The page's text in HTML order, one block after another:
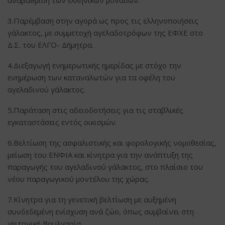
3.Παρέμβαση στην αγορά ως προς τις ελληνοποιήσεις
γάλακτος, με συμμετοχή αγελαδοτρόφων της ΕΦΧΕ στο
Δ.Σ. του ΕΛΓΟ- Δήμητρα.
4.Διεξαγωγή ενημερωτικής ημερίδας με στόχο την
ενημέρωση των καταναλωτών για τα οφέλη του
αγελαδινού γάλακτος.
5.Παράταση στις αδειοδοτήσεις για τις σταβλικές
εγκαταστάσεις εντός οικισμών.
6.Βελτίωση της ασφαλιστικής και φορολογικής νομοθεσίας,
μείωση του ΕΝΦΙΑ και κίνητρα για την ανάπτυξη της
παραγωγής του αγελαδινού γάλακτος, στο πλαίσιο του
νέου παραγωγικού μοντέλου της χώρας.
7.Κίνητρα για τη γενετική βελτίωση με αυξημένη
συνδεδεμένη ενίσχυση ανά ζώο, όπως συμβαίνει στη